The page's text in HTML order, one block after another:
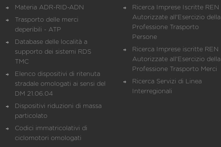
Materia ADR-RID-ADN
Trasporto delle merci
deperibili - ATP
Database delle località a
supporto dei sistemi RDS
TMC
Elenco dispositivi di ritenuta
stradale omologati ai sensi del
DM 21.06.04
Dispositivi riduzioni di massa
particolato
Codici immatricolativi di
ciclomotori omologati
Ricerca Imprese Iscritte REN
Autorizzate all'Esercizio della
Professione Trasporto
Persone
Ricerca Imprese iscritte REN
Autorizzate all'Esercizio della
Professione Trasporto Merci
Ricerca Servizi di Linea
Interregionali